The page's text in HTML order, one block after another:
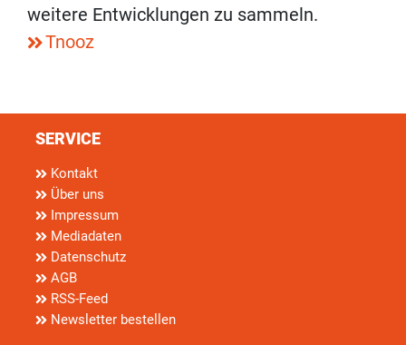
weitere Entwicklungen zu sammeln.
Tnooz
SERVICE
Kontakt
Über uns
Impressum
Mediadaten
Datenschutz
AGB
RSS-Feed
Newsletter bestellen